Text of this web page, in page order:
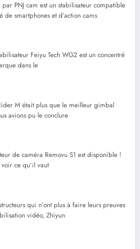
PNJ cam est un stabilisateur compatible
smartphones et d’action cams
Feiyu Tech WG2 est un concentré
dans le
M était plus que le meilleur gimbal
avions pu le conclure
de caméra Removu S1 est disponible !
voir ce qu’il vaut
qui n’ont plus à faire leurs preuves
vidéo, Zhiyun